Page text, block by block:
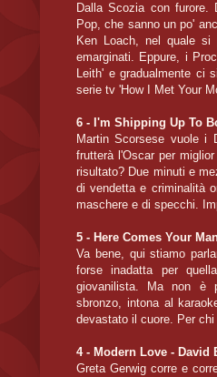
Dalla Scozia con furore.
Pop, che sanno un po'
Ken Loach, nel quale si
emarginati. Eppure, i
Leith' e gradualmente ci
serie tv 'How I Met Your
6 - I'm Shipping Up To
Martin Scorsese vuole i
frutterà l'Oscar per
risultato? Due minuti e
di vendetta e criminalità
maschere e di specchi.
5 - Here Comes Your
Va bene, qui stiamo
forse inadatta per
giovanilista. Ma non è
sbronzo, intona al
devastato il cuore. Per
4 - Modern Love - David
Greta Gerwig corre e